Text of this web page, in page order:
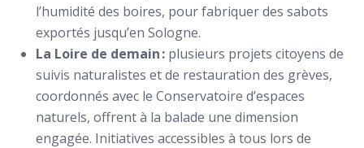
l’humidité des boires, pour fabriquer des sabots
exportés jusqu’en Sologne.
La Loire de demain : plusieurs projets citoyens de
suivis naturalistes et de restauration des grèves,
coordonnés avec le Conservatoire d’espaces
naturels, offrent à la balade une dimension
engagée. Initiatives accessibles à tous lors de